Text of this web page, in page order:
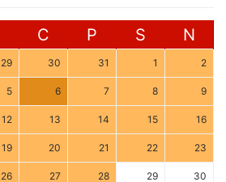
C P S N
29 30 31 1 2
5 6 7 8 9
12 13 14 15 16
19 20 21 22 23
26 27 28 29 30